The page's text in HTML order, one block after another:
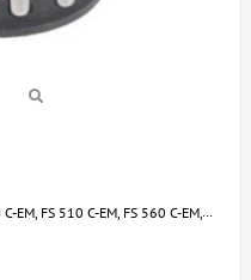
FS 510 C-EM, FS 560 C-EM, FS 561 C-EM